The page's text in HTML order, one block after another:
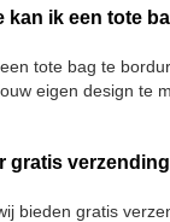
kan ik een tote
tote bag te
eigen design te
gratis
bieden gratis